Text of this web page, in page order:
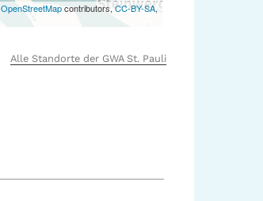
OpenStreetMapcontributors,CC-BY-SA,
Alle Standorte der GWA St. Pauli